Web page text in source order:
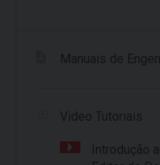
Manuais de
Video Tutoriais
Introdução